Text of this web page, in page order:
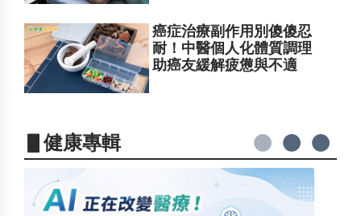
癌症治療副作用別傻傻忍
耐！中醫個人化體質調理
助癌友緩解疲憊與不適
▋健康專輯